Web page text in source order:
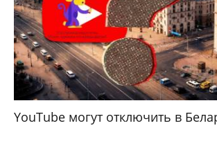
YouTube могут отключить в